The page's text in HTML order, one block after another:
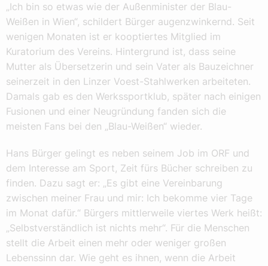
„Ich bin so etwas wie der Außenminister der Blau-
Weißen in Wien“, schildert Bürger augenzwinkernd. Seit
wenigen Monaten ist er kooptiertes Mitglied im
Kuratorium des Vereins. Hintergrund ist, dass seine
Mutter als Übersetzerin und sein Vater als Bauzeichner
seinerzeit in den Linzer Voest-Stahlwerken arbeiteten.
Damals gab es den Werkssportklub, später nach einigen
Fusionen und einer Neugründung fanden sich die
meisten Fans bei den „Blau-Weißen“ wieder.
Hans Bürger gelingt es neben seinem Job im ORF und
dem Interesse am Sport, Zeit fürs Bücher schreiben zu
finden. Dazu sagt er: „Es gibt eine Vereinbarung
zwischen meiner Frau und mir: Ich bekomme vier Tage
im Monat dafür.“ Bürgers mittlerweile viertes Werk heißt:
„Selbstverständlich ist nichts mehr“. Für die Menschen
stellt die Arbeit einen mehr oder weniger großen
Lebenssinn dar. Wie geht es ihnen, wenn die Arbeit